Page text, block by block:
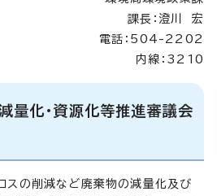
課長：澄川 宏
電話：504-2202
内線：3210
化・資源化等推進審議会
スの削減など廃棄物の減量化及び